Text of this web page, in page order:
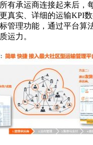
有承运商连接起来后，
真实、详细的运输KPI
管理功能，通过平台算
运力。